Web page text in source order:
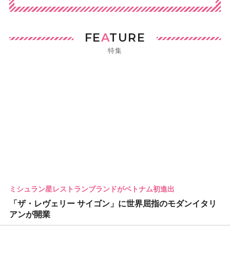
FEATURE
特集
ミシュラン星レストランブランドがベトナム初進出
「ザ・レヴェリー サイゴン」に世界屈指のモダンイタリ
アンが開業